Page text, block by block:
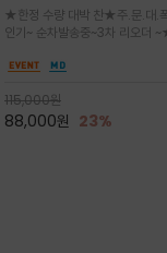
롱 원피스
★한정 수량 대박 찬★주.문.대.
인기~ 순차발송중~3차 리오더
도 손색이 없고,리조트룩까지 만
버하면서도 여리여리한 무
115,000원
88,000원 23%